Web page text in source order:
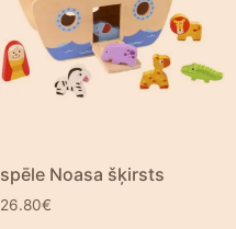
spēle Noasa šķirsts
26.80€